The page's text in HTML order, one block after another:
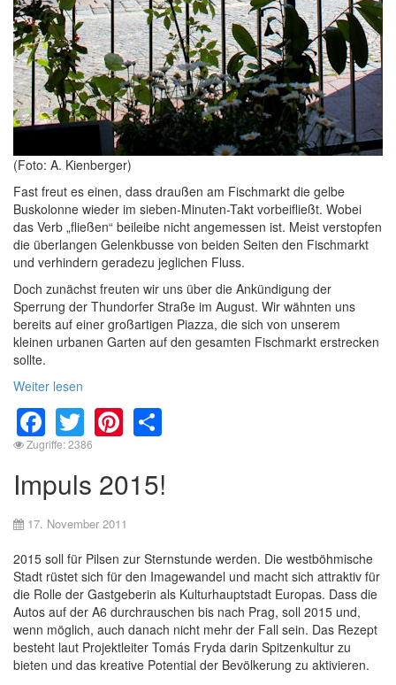
(Foto: A. Kienberger)
Fast freut es einen, dass draußen am Fischmarkt die gelbe
Buskolonne wieder im sieben-Minuten-Takt vorbeifließt. Wobei
das Verb „fließen“ beileibe nicht angemessen ist. Meist verstopfen
die überlangen Gelenkbusse von beiden Seiten den Fischmarkt
und verhindern geradezu jeglichen Fluss.
Doch zunächst freuten wir uns über die Ankündigung der
Sperrung der Thundorfer Straße im August. Wir wähnten uns
bereits auf einer großartigen Piazza, die sich von unserem
kleinen urbanen Garten auf den gesamten Fischmarkt erstrecken
sollte.
Weiter lesen
Facebook
TwitterPinterest
Zugriffe: 2386
Impuls 2015!
17. November 2011
2015 soll für Pilsen zur Sternstunde werden. Die westböhmische
Stadt rüstet sich für den Imagewandel und macht sich attraktiv für
die Rolle der Gastgeberin als Kulturhauptstadt Europas. Dass die
Autos auf der A6 durchrauschen bis nach Prag, soll 2015 und,
wenn möglich, auch danach nicht mehr der Fall sein. Das Rezept
besteht laut Projektleiter Tomás Fryda darin Spitzenkultur zu
bieten und das kreative Potential der Bevölkerung zu aktivieren.